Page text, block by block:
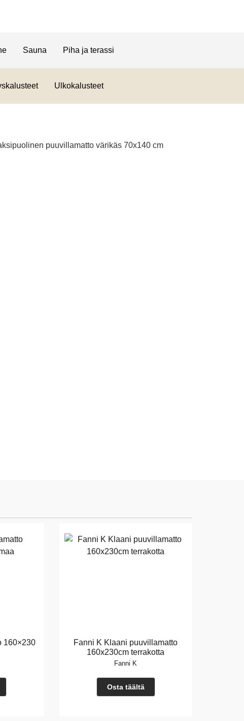
Sauna Piha ja terassi
Ulkokalusteet
160×230
Fanni K Klaani puuvillamatto
160x230cm terrakotta
Fanni K
Osta täältä